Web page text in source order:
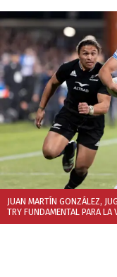
JUAN MARTÍN GONZÁLEZ,
TRY FUNDAMENTAL PARA LA